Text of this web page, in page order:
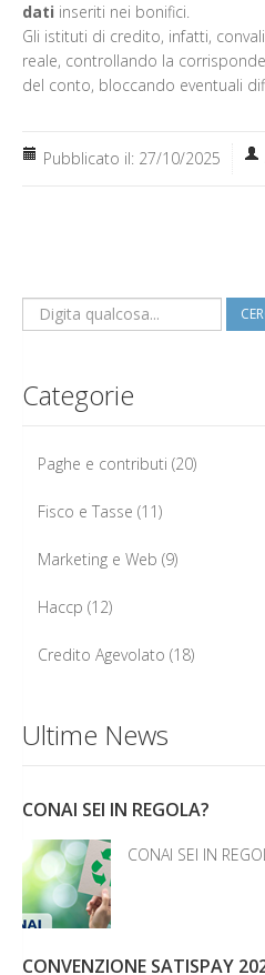
dati inseriti nei bonifici.
Gli istituti di credito, infatti,
reale, controllando la
del conto, bloccando eventuali
Pubblicato il: 27/10/2025
Categorie
Paghe e contributi (20)
Fisco e Tasse (11)
Marketing e Web (9)
Haccp (12)
Credito Agevolato (18)
Ultime News
CONAI SEI IN REGOLA?
CONAI SEI IN
CONVENZIONE SATISPAY